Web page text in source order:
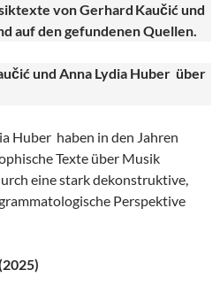
von Gerhard Kaučić und
auf den gefundenen Quellen.
čić und Anna Lydia Huber über
Huber haben in den Jahren
Texte über Musik
eine stark dekonstruktive,
Perspektive